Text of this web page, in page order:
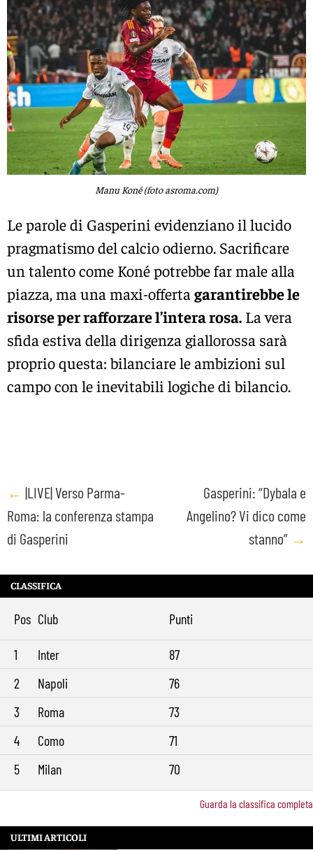
Manu Koné (foto asroma.com)
Le parole di Gasperini evidenziano il lucido
pragmatismo del calcio odierno. Sacrificare
un talento come Koné potrebbe far male alla
piazza, ma una maxi-offerta garantirebbe le
risorse per rafforzare l’intera rosa. La vera
sfida estiva della dirigenza giallorossa sarà
proprio questa: bilanciare le ambizioni sul
campo con le inevitabili logiche di bilancio.
Post
navigation
← |LIVE| Verso Parma-
Roma: la conferenza stampa
di Gasperini
Gasperini: “Dybala e
Angelino? Vi dico come
stanno” →
CLASSIFICA
Pos Club Punti
1 Inter
87
2
Napoli
76
3
Roma
73
4
Como
71
5
Milan 70
Guarda la classifica completa
ULTIMI ARTICOLI